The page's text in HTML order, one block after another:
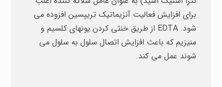
برای افزایش فعالیت آنزیماتیک تریپسین افزوده می
شود. EDTA از طریق خنثی کردن یونهای کلسیم و
منیزیم که باعث افزایش اتصال سلول به سلول می
شوند عمل می کند.